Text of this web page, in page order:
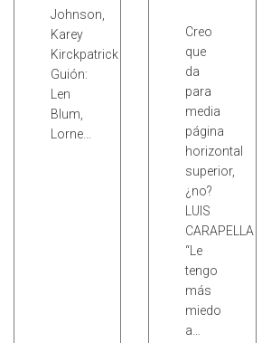
Johnson,
Karey
Kirckpatrick
Guión:
Len
Blum,
Lorne…
Creo
que
da
para
media
página
horizontal
superior,
¿no?
LUIS
CARAPELLA
“Le
tengo
más
miedo
a…